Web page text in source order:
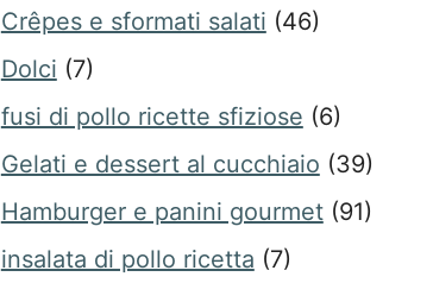
Crêpes e sformati salati (46)
Dolci (7)
fusi di pollo ricette sfiziose (6)
Gelati e dessert al cucchiaio (39)
Hamburger e panini gourmet(91)
insalata di pollo ricetta (7)